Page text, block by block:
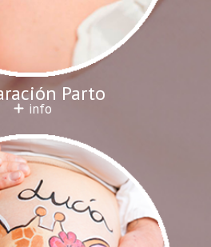
Parto
info